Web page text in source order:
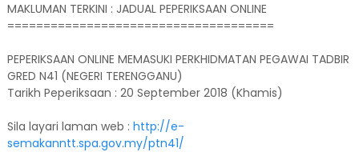
MAKLUMAN TERKINI : JADUAL PEPERIKSAAN ONLINE
=====================================
PEPERIKSAAN ONLINE MEMASUKI PERKHIDMATAN PEGAWAI TADBIR
GRED N41 (NEGERI TERENGGANU)
Tarikh Peperiksaan : 20 September 2018 (Khamis)
Sila layari laman web : http://e-
semakanntt.spa.gov.my/ptn41/